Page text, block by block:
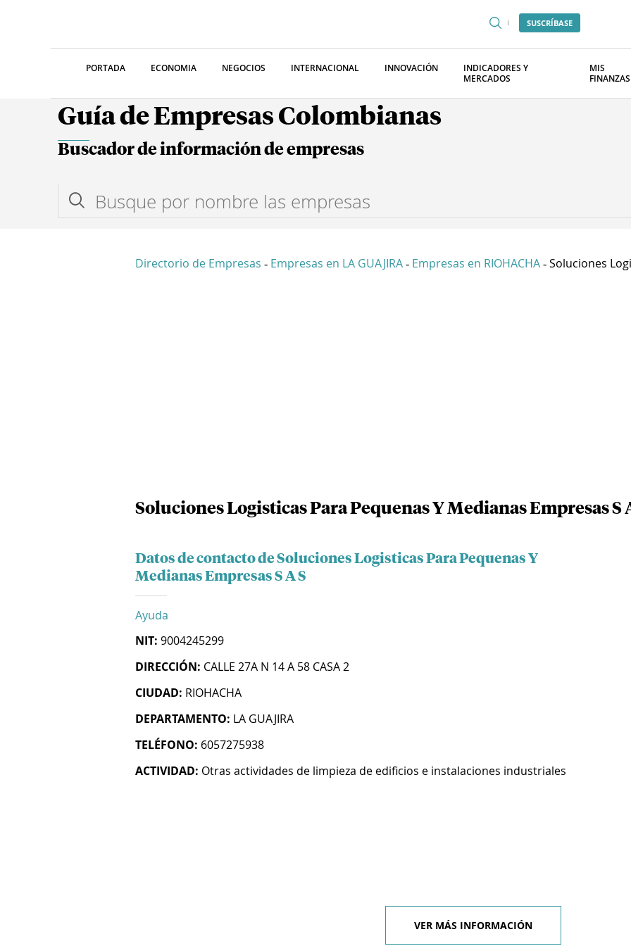
SUSCRÍBASE
PORTADA ECONOMIA NEGOCIOS INTERNACIONAL INNOVACIÓN
INDICADORES Y
MERCADOS
MIS
FINANZAS
Guía de Empresas Colombianas
Buscador de información de empresas
Directorio de Empresas - Empresas en LA GUAJIRA - Empresas en RIOHACHA - Soluciones
Soluciones Logisticas Para Pequenas Y Medianas Empresas S
Datos de contacto de Soluciones Logisticas Para Pequenas Y
Medianas Empresas S A S
Ayuda
NIT: 9004245299
DIRECCIÓN: CALLE 27A N 14 A 58 CASA 2
CIUDAD: RIOHACHA
DEPARTAMENTO: LA GUAJIRA
TELÉFONO: 6057275938
ACTIVIDAD: Otras actividades de limpieza de edificios e instalaciones industriales
VER MÁS INFORMACIÓN